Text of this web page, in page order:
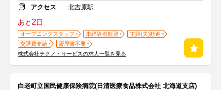
アクセス
北吉原駅
あと2日
オープニングスタッフ 未経験者歓迎
主婦(夫)歓迎
交通費支給
履歴書不要
株式会社テクノ・サービスの求人一覧を見る
白老町立国民健康保険病院(日清医療食品株式会社 北海道支店)